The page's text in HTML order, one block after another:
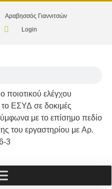
Αραβησσός Γιαννιτσών
Login
ποιοτικού ελέγχου
ΕΣΥΔ σε δοκιμές
με το επίσημο πεδίο
του εργαστηρίου με Αρ.
3